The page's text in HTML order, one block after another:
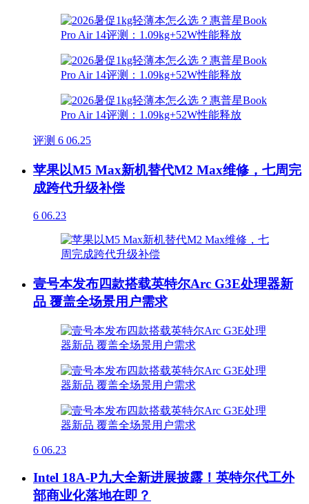
评测 6 06.25
苹果以M5 Max新机替代M2 Max维修，七周完
成跨代升级补偿
6 06.23
壹号本发布四款搭载英特尔Arc G3E处理器新
品 覆盖全场景用户需求
6 06.23
Intel 18A-P九大全新进展披露！英特尔代工外
部商业化落地在即？